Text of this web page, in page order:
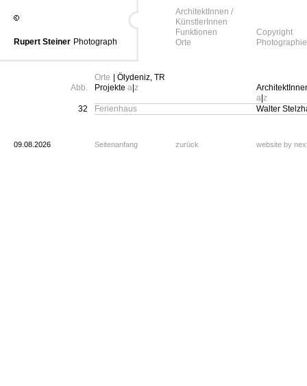
Rupert Steiner Photograph
ArchitektInnen /
KünstlerInnen
Funktionen
Orte
Copyright
Photographie
Orte
| Ölydeniz, TR
Abb.
Projekte a z
a z
32
Ferienhaus Walter
09.08.2026 Seitenanfang zurück website by